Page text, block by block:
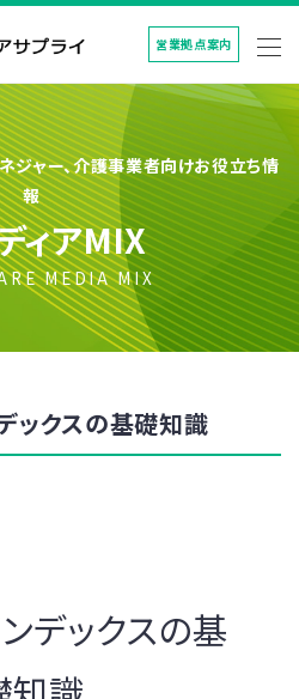
営業拠点案内
ジャー、介護事業者向けお役立ち情
報
ィアMIX
MEDIA MIX
ックスの基礎知識
デックスの基